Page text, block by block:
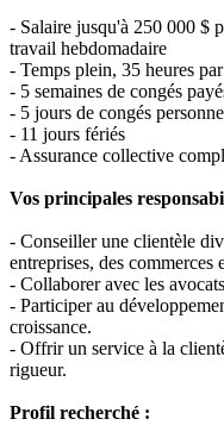
- Salaire jusqu'à 250 000 $
travail hebdomadaire
- Temps plein, 35 heures
- 5 semaines de congés
- 5 jours de congés
- 11 jours fériés
- Assurance collective
Vos principales
- Conseiller une clientèle
entreprises, des commerces
- Collaborer avec les
- Participer au
croissance.
- Offrir un service à la
rigueur.
Profil recherché :